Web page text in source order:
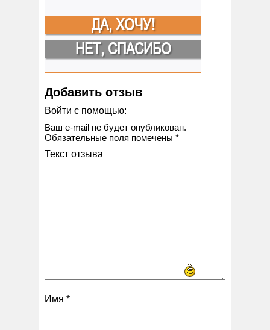
ДА, ХОЧУ!
НЕТ, СПАСИБО
Добавить отзыв
Войти с помощью:
Ваш e-mail не будет опубликован.
Обязательные поля помечены *
Текст отзыва
Имя *